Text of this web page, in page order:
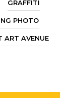
GRAFFITI
PHOTO
ART AVENUE